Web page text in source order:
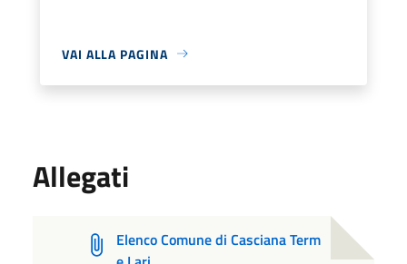
VAI ALLA PAGINA
Allegati
Elenco Comune di Casciana Term